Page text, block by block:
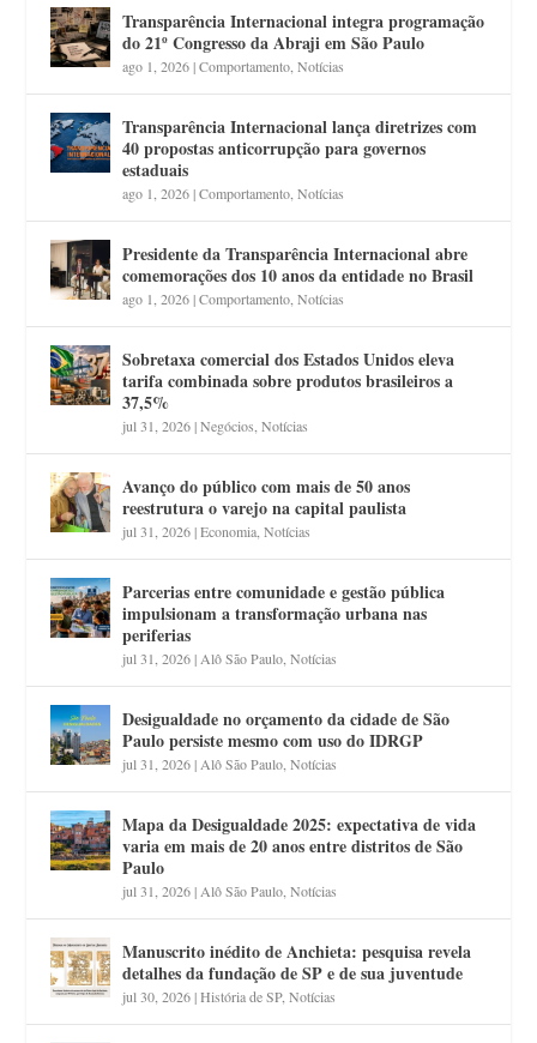
Transparência Internacional integra programação
do 21º Congresso da Abraji em São Paulo
ago 1, 2026|Comportamento,Notícias
Transparência Internacional lança diretrizes com
40 propostas anticorrupção para governos
estaduais
ago 1, 2026|Comportamento,Notícias
Presidente da Transparência Internacional abre
comemorações dos 10 anos da entidade no Brasil
ago 1, 2026|Comportamento,Notícias
Sobretaxa comercial dos Estados Unidos eleva
tarifa combinada sobre produtos brasileiros a
37,5%
jul 31, 2026|Negócios,Notícias
Avanço do público com mais de 50 anos
reestrutura o varejo na capital paulista
jul 31, 2026|Economia,Notícias
Parcerias entre comunidade e gestão pública
impulsionam a transformação urbana nas
periferias
jul 31, 2026|Alô São Paulo,Notícias
Desigualdade no orçamento da cidade de São
Paulo persiste mesmo com uso do IDRGP
jul 31, 2026|Alô São Paulo,Notícias
Mapa da Desigualdade 2025: expectativa de vida
varia em mais de 20 anos entre distritos de São
Paulo
jul 31, 2026|Alô São Paulo,Notícias
Manuscrito inédito de Anchieta: pesquisa revela
detalhes da fundação de SP e de sua juventude
jul 30, 2026|História de SP,Notícias